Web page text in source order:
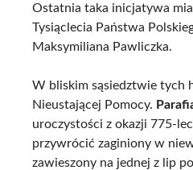
Ostatnia taka inicjatywa
Tysiąclecia Państwa
Maksymiliana Pawliczka.
W bliskim sąsiedztwie tych
Nieustającej Pomocy.
uroczystości z okazji 775-
przywrócić zaginiony w
zawieszony na jednej z lip